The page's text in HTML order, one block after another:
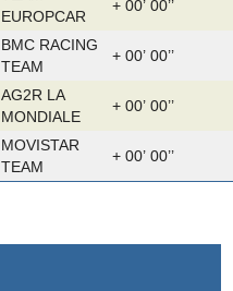
EUROPCAR
+ 00’ 00’’
BMC RACING
TEAM
+ 00’ 00’’
AG2R LA
MONDIALE
+ 00’ 00’’
MOVISTAR
TEAM
+ 00’ 00’’